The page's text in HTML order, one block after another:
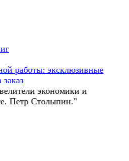
работы: эксклюзивные
экономики и
Петр Столыпин."